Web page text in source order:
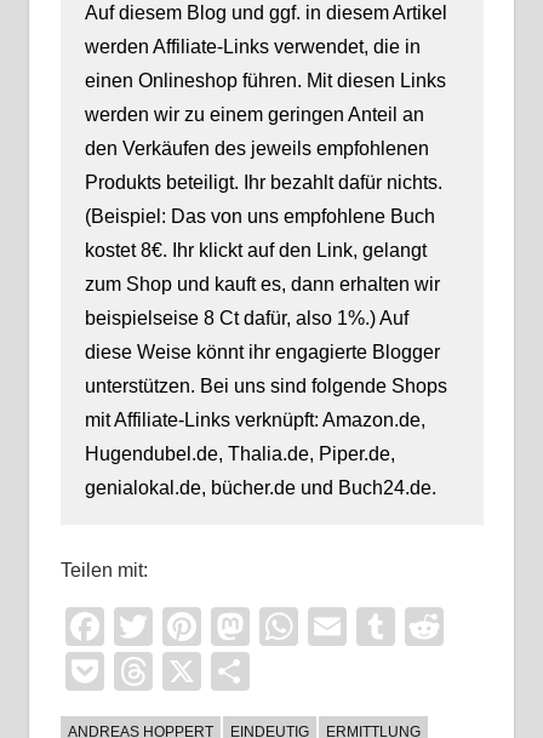
Auf diesem Blog und ggf. in diesem Artikel
werden Affiliate-Links verwendet, die in
einen Onlineshop führen. Mit diesen Links
werden wir zu einem geringen Anteil an
den Verkäufen des jeweils empfohlenen
Produkts beteiligt. Ihr bezahlt dafür nichts.
(Beispiel: Das von uns empfohlene Buch
kostet 8€. Ihr klickt auf den Link, gelangt
zum Shop und kauft es, dann erhalten wir
beispielseise 8 Ct dafür, also 1%.) Auf
diese Weise könnt ihr engagierte Blogger
unterstützen. Bei uns sind folgende Shops
mit Affiliate-Links verknüpft: Amazon.de,
Hugendubel.de, Thalia.de, Piper.de,
genialokal.de, bücher.de und Buch24.de.
Teilen mit:
Facebook
TwitterPinterest
Mastodon
WhatsApp
EmailTumblr
PocketThreads
X
ANDREAS HOPPERT EINDEUTIG ERMITTLUNG